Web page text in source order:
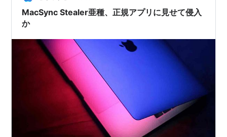
MacSync Stealer亜種、正規アプリに見せて侵入
か